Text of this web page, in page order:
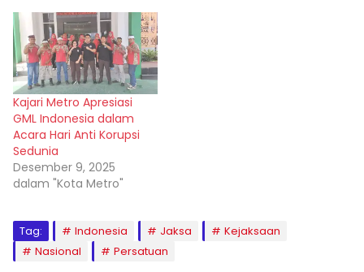
Kajari Metro Apresiasi
GML Indonesia dalam
Acara Hari Anti Korupsi
Sedunia
Desember 9, 2025
dalam "Kota Metro"
Tag: Indonesia Jaksa
Kejaksaan
Nasional
Persatuan